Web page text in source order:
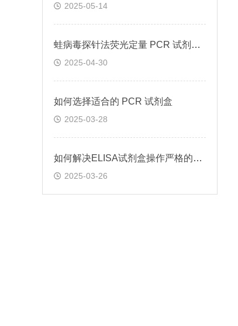
2025-05-14
蛙病毒探针法荧光定量 PCR 试剂盒定量定性检测
2025-04-30
如何选择适合的 PCR 试剂盒
2025-03-28
如何解决ELISA试剂盒操作严格的问题
2025-03-26